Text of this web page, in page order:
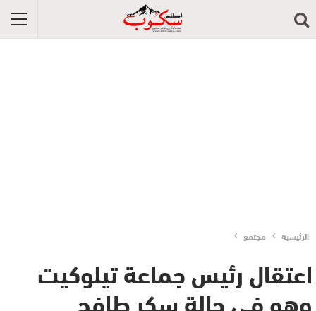
الرئيسية مجتمع
اعتقال رئيس جماعة تيلوكيت
وهو في حالة سكر طافح